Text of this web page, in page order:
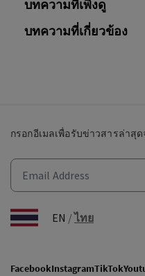
บทความที่เพิ่งดู
บทความที่เกี่ยวข้อง
กรอกอีเมลเพื่อรับข่าวสารล่าสุด
EN /ไทย
FacebookInstagramTikTok